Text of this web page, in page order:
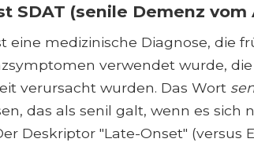
SDAT (senile Demenz
eine medizinische Diagnose, die
verwendet wurde,
verursacht wurden. Das Wort
das als senil galt, wenn es sich
Deskriptor "Late-Onset" (versus